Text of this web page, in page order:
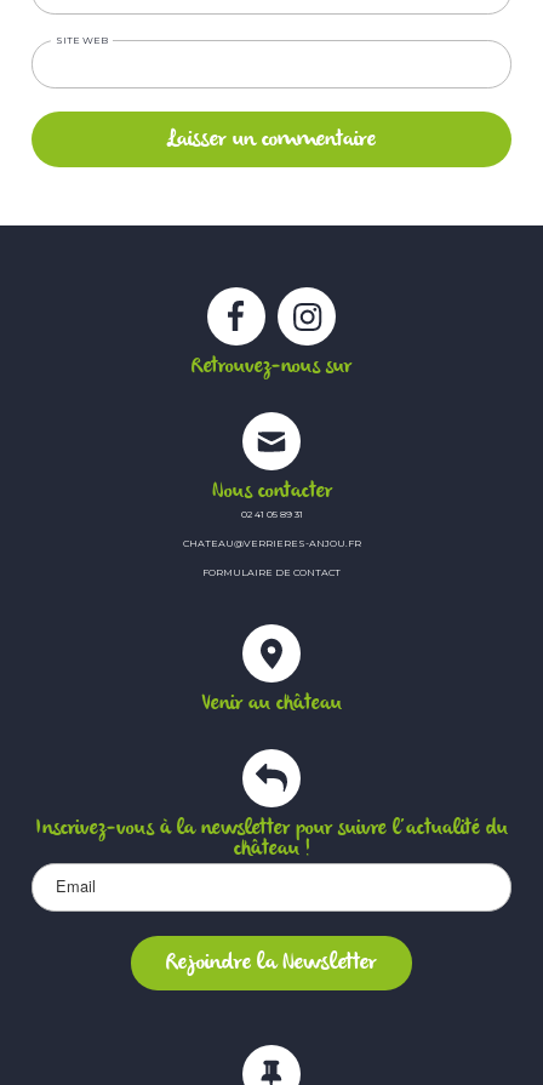
SITE WEB
Retrouvez-nous sur
FacebookInstagram
Nous contacter
02 41 05 89 31
CHATEAU@VERRIERES-ANJOU.FR
FORMULAIRE DE CONTACT
Venir au château
Inscrivez-vous à la newsletter pour suivre l’actualité du
château !